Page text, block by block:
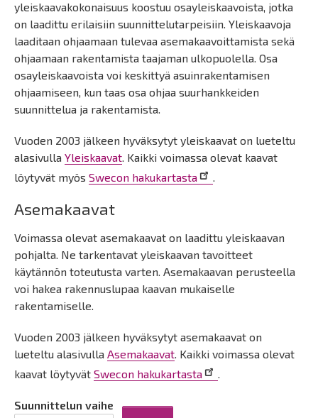
yleiskaavakokonaisuus koostuu osayleiskaavoista, jotka
on laadittu erilaisiin suunnittelutarpeisiin. Yleiskaavoja
laaditaan ohjaamaan tulevaa asemakaavoittamista sekä
ohjaamaan rakentamista taajaman ulkopuolella. Osa
osayleiskaavoista voi keskittyä asuinrakentamisen
ohjaamiseen, kun taas osa ohjaa suurhankkeiden
suunnittelua ja rakentamista.
Vuoden 2003 jälkeen hyväksytyt yleiskaavat on lueteltu
alasivulla Yleiskaavat. Kaikki voimassa olevat kaavat
löytyvät myös Swecon hakukartasta .
Asemakaavat
Voimassa olevat asemakaavat on laadittu yleiskaavan
pohjalta. Ne tarkentavat yleiskaavan tavoitteet
käytännön toteutusta varten. Asemakaavan perusteella
voi hakea rakennuslupaa kaavan mukaiselle
rakentamiselle.
Vuoden 2003 jälkeen hyväksytyt asemakaavat on
lueteltu alasivulla Asemakaavat. Kaikki voimassa olevat
kaavat löytyvät Swecon hakukartasta .
Suunnittelun vaihe